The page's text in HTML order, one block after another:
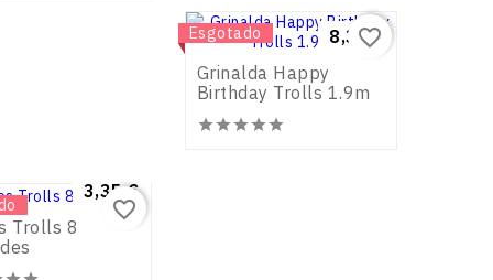
Preço
8,35 €
Novo
Esgotado
Grinalda Happy
Birthday Trolls 1.9m

favorite_border
Preço
3,35 €
Trolls 8
favorite_border